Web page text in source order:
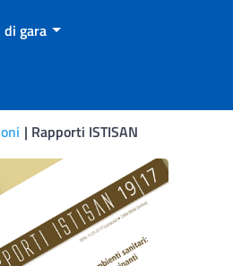
di gara
Rapporti ISTISAN
e